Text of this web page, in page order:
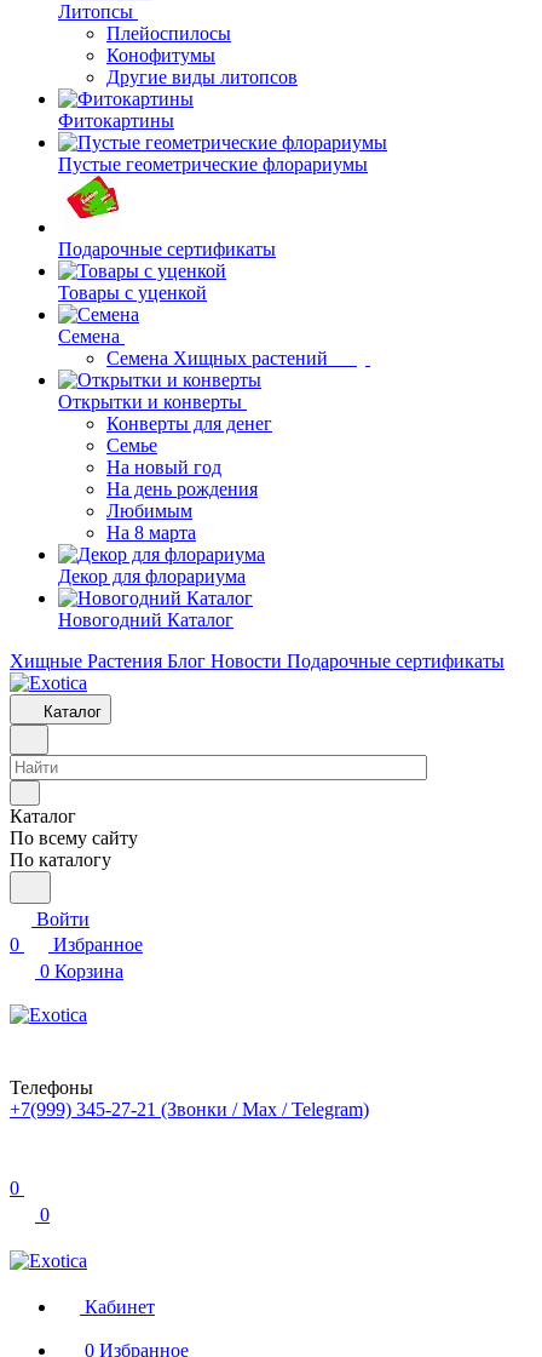
Литопсы
Плейоспилосы
Конофитумы
Другие виды литопсов
Фитокартины
Пустые геометрические флорариумы
Подарочные сертификаты
Товары с уценкой
Семена
Семена Хищных растений
Открытки и конверты
Конверты для денег
Семье
На новый год
На день рождения
Любимым
На 8 марта
Декор для флорариума
Новогодний Каталог
Хищные Растения Блог Новости Подарочные сертификаты
Каталог
Каталог
По всему сайту
По каталогу
Войти
0
Избранное
0 Корзина
Телефоны
+7(999) 345-27-21 (Звонки / Max / Telegram)
0
0
Кабинет
0 Избранное